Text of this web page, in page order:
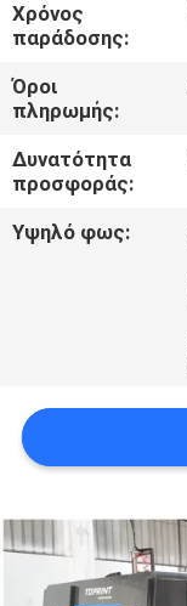
ΖΗΤΉΣΤΕ
VR
Χρόνος
παράδοσης:
Όροι
πληρωμής:
Δυνατότητα
προσφοράς:
Υψηλό φως: